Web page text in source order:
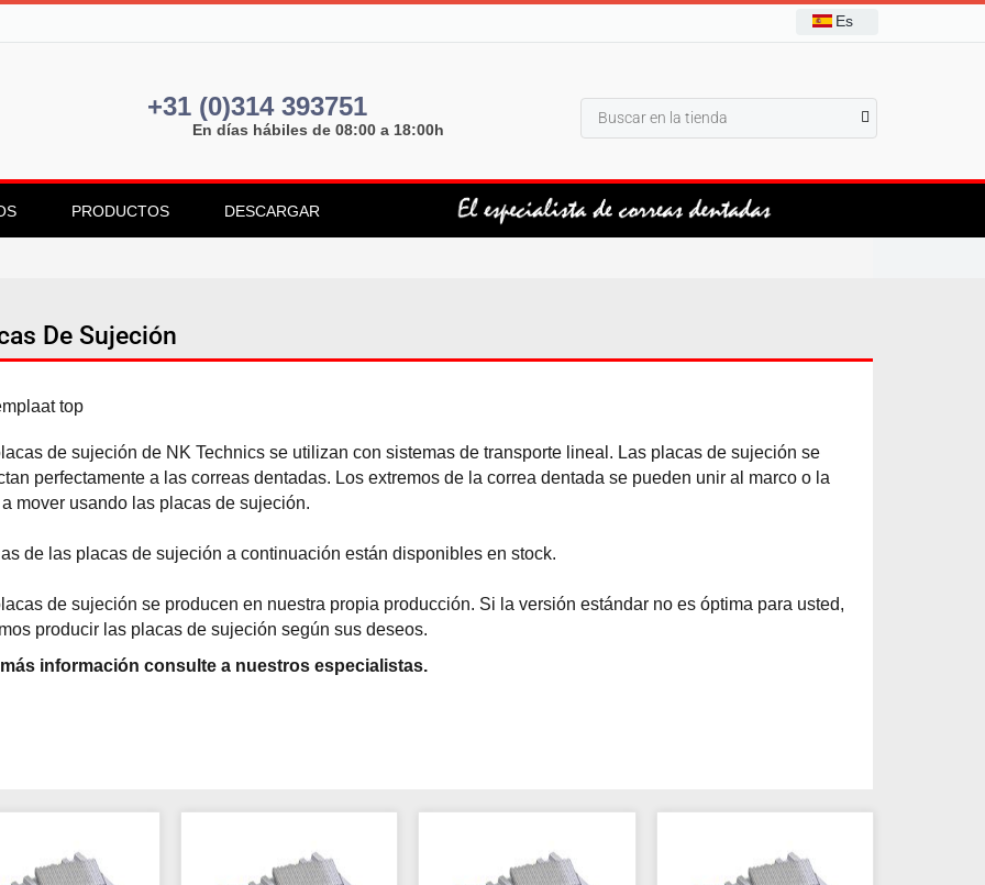
Es
+31 (0)314 393751
En días hábiles de 08:00 a 18:00h
PRODUCTOS DESCARGAR
De Sujeción
de sujeción de NK Technics se utilizan con sistemas de transporte lineal. Las placas de sujeción se
perfectamente a las correas dentadas. Los extremos de la correa dentada se pueden unir al marco o la
mover usando las placas de sujeción.
de las placas de sujeción a continuación están disponibles en stock.
de sujeción se producen en nuestra propia producción. Si la versión estándar no es óptima para usted,
producir las placas de sujeción según sus deseos.
información consulte a nuestros especialistas.